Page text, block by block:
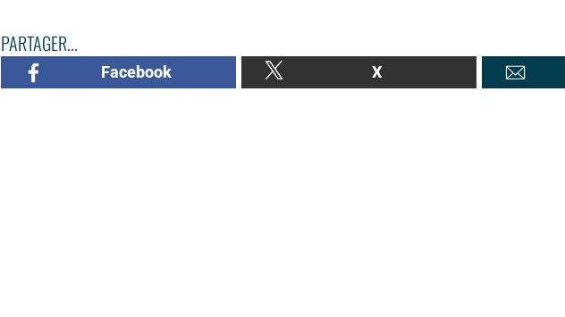
PARTAGER...
Facebook X